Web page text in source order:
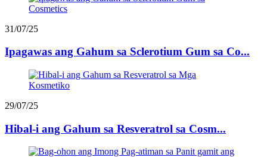
31/07/25
Ipagawas ang Gahum sa Sclerotium Gum sa Co...
29/07/25
Hibal-i ang Gahum sa Resveratrol sa Cosm...